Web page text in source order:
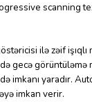
scanning
ilə zəif
gecə
imkanı yaradır.
imkan verir.